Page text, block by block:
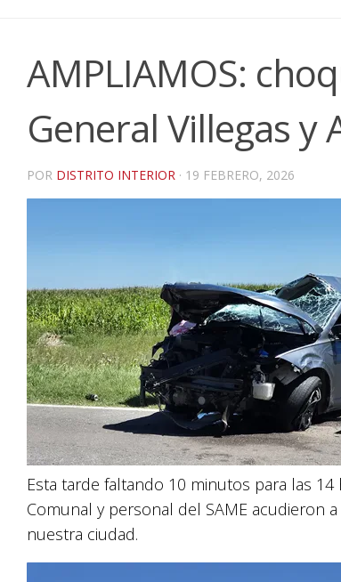
AMPLIAMOS:
General Villegas y
POR DISTRITO INTERIOR · 19 FEBRERO, 2026
Esta tarde faltando 10 minutos para las
Comunal y personal del SAME acudieron
nuestra ciudad.